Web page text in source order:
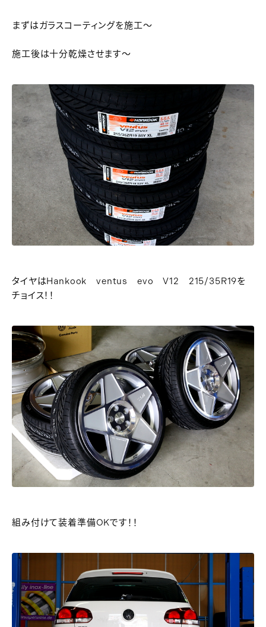
まずはガラスコーティングを施工～
施工後は十分乾燥させます～
タイヤはHankook ventus evo V12 215/35R19を
チョイス！！
組み付けて装着準備OKです！！